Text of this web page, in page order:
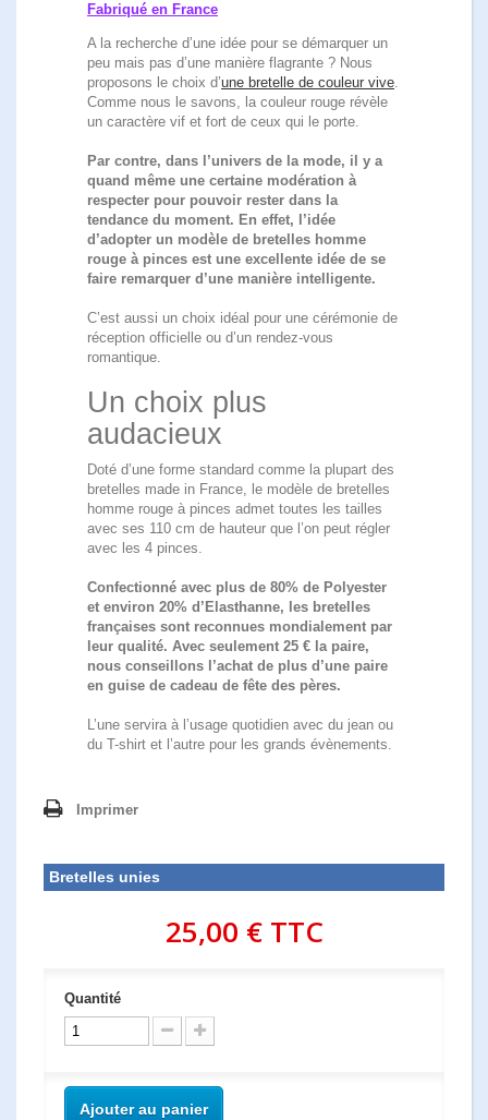
Fabriqué en France
A la recherche d’une idée pour se démarquer un
peu mais pas d’une manière flagrante ? Nous
proposons le choix d’une bretelle de couleur vive.
Comme nous le savons, la couleur rouge révèle
un caractère vif et fort de ceux qui le porte.
Par contre, dans l’univers de la mode, il y a
quand même une certaine modération à
respecter pour pouvoir rester dans la
tendance du moment. En effet, l’idée
d’adopter un modèle de bretelles homme
rouge à pinces est une excellente idée de se
faire remarquer d’une manière intelligente.
C’est aussi un choix idéal pour une cérémonie de
réception officielle ou d’un rendez-vous
romantique.
Un choix plus
audacieux
Doté d’une forme standard comme la plupart des
bretelles made in France, le modèle de bretelles
homme rouge à pinces admet toutes les tailles
avec ses 110 cm de hauteur que l’on peut régler
avec les 4 pinces.
Confectionné avec plus de 80% de Polyester
et environ 20% d’Elasthanne, les bretelles
françaises sont reconnues mondialement par
leur qualité. Avec seulement 25 € la paire,
nous conseillons l’achat de plus d’une paire
en guise de cadeau de fête des pères.
L’une servira à l’usage quotidien avec du jean ou
du T-shirt et l’autre pour les grands évènements.
Imprimer
Bretelles unies
25,00 €TTC
Quantité
Ajouter au panier